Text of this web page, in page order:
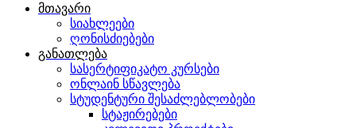
მთავარი
სიახლეები
ღონისძიებები
განათლება
სასერტიფიკატო კურსები
ონლაინ სწავლება
სტუდენტური შესაძლებლობები
სტაჟირებები